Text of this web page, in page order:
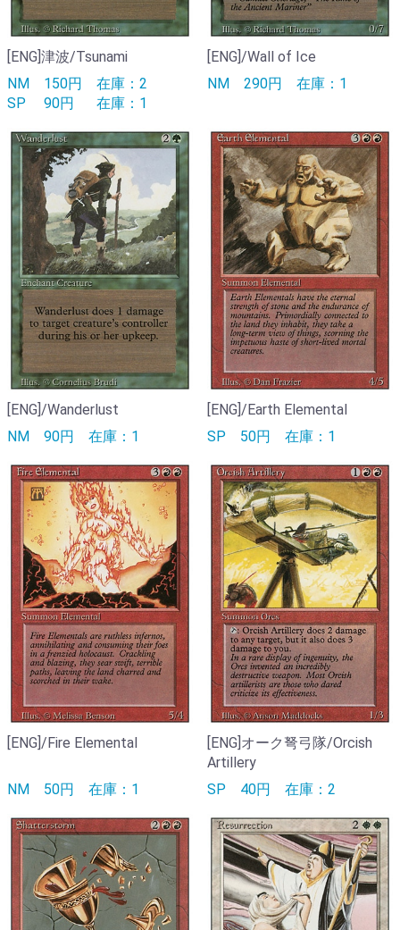
[ENG]津波/Tsunami
NM 150円 在庫：2
SP
90円 在庫：1
[ENG]/Wall of Ice
NM 290円 在庫：1
[ENG]/Wanderlust
NM 90円 在庫：1
[ENG]/Earth Elemental
SP 50円 在庫：1
[ENG]/Fire Elemental
NM 50円 在庫：1
[ENG]オーク弩弓隊/Orcish
Artillery
SP 40円 在庫：2